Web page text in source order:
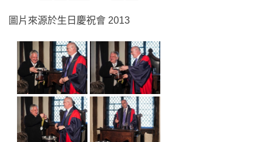
圖片來源於生日慶祝會 2013